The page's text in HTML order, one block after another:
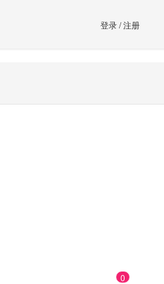
登录/注册
0